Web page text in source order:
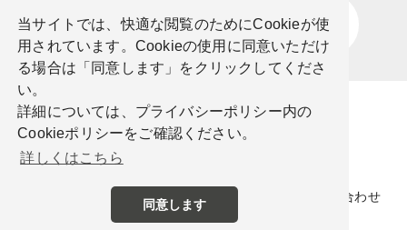
当サイトでは、快適な閲覧のためにCookieが使
用されています。Cookieの使用に同意いただけ
る場合は「同意します」をクリックしてくださ
い。
詳細については、プライバシーポリシー内の
Cookieポリシーをご確認ください。
詳しくはこちら
同意します
プライバシーポリシー お問い合わせ
©公益社団法人栃木県観光物産協会